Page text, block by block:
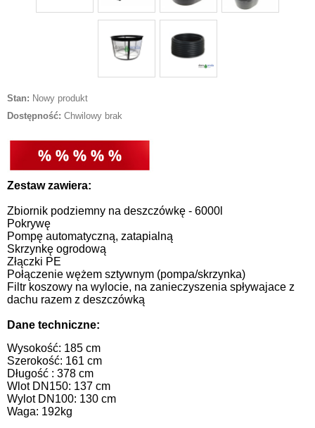
Stan: Nowy produkt
Dostępność: Chwilowy brak
Zestaw zawiera:
Zbiornik podziemny na deszczówkę - 6000l
Pokrywę
Pompę automatyczną, zatapialną
Skrzynkę ogrodową
Złączki PE
Połączenie wężem sztywnym (pompa/skrzynka)
Filtr koszowy na wylocie, na zanieczyszenia spływajace z
dachu razem z deszczówką
Dane techniczne:
Wysokość: 185 cm
Szerokość: 161 cm
Długość : 378 cm
Wlot DN150: 137 cm
Wylot DN100: 130 cm
Waga: 192kg